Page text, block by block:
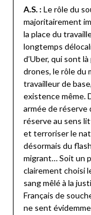
A.S. : Le rôle du
majoritairement
la place du
longtemps
d’Uber, qui sont
drones, le rôle du
travailleur de
existence même.
armée de réserve
réserve au sens
et terroriser le
désormais du
migrant… Soit un
clairement choisi
sang mêlé à la
Français de
ne sent